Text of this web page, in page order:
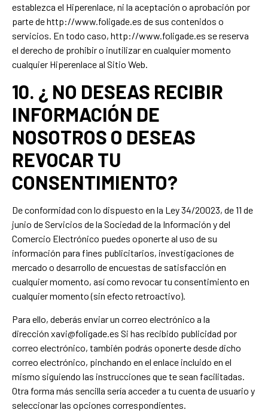
establezca el Hiperenlace, ni la aceptación o aprobación por
parte de http://www.foligade.es de sus contenidos o
servicios. En todo caso, http://www.foligade.es se reserva
el derecho de prohibir o inutilizar en cualquier momento
cualquier Hiperenlace al Sitio Web.
10. ¿ NO DESEAS RECIBIR
INFORMACIÓN DE
NOSOTROS O DESEAS
REVOCAR TU
CONSENTIMIENTO?
De conformidad con lo dispuesto en la Ley 34/20023, de 11 de
junio de Servicios de la Sociedad de la Información y del
Comercio Electrónico puedes oponerte al uso de su
información para fines publicitarios, investigaciones de
mercado o desarrollo de encuestas de satisfacción en
cualquier momento, así como revocar tu consentimiento en
cualquier momento (sin efecto retroactivo).
Para ello, deberás enviar un correo electrónico a la
dirección xavi@foligade.es Si has recibido publicidad por
correo electrónico, también podrás oponerte desde dicho
correo electrónico, pinchando en el enlace incluido en el
mismo siguiendo las instrucciones que te sean facilitadas.
Otra forma más sencilla sería acceder a tu cuenta de usuario y
seleccionar las opciones correspondientes.